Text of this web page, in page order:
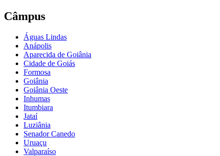
Câmpus
Águas Lindas
Anápolis
Aparecida de Goiânia
Cidade de Goiás
Formosa
Goiânia
Goiânia Oeste
Inhumas
Itumbiara
Jataí
Luziânia
Senador Canedo
Uruaçu
Valparaíso